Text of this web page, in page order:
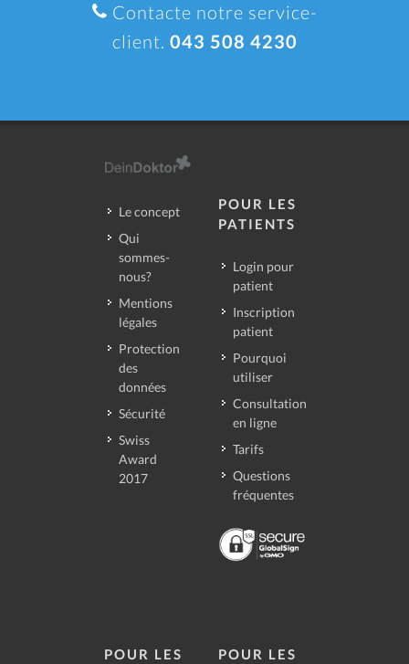
Contacte notre service-
client. 043 508 4230
Le concept
Qui
sommes-
nous?
Mentions
légales
Protection
des
données
Sécurité
Swiss
Award
2017
POUR LES
PATIENTS
Login pour
patient
Inscription
patient
Pourquoi
utiliser
Consultation
en ligne
Tarifs
Questions
fréquentes
POUR LES
POUR LES